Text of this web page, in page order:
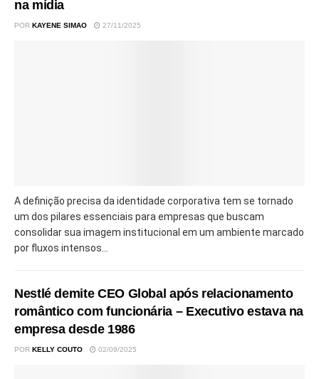
na mídia
POR KAYENE SIMAO 27/11/2025
A definição precisa da identidade corporativa tem se tornado
um dos pilares essenciais para empresas que buscam
consolidar sua imagem institucional em um ambiente marcado
por fluxos intensos...
Nestlé demite CEO Global após relacionamento
romântico com funcionária – Executivo estava na
empresa desde 1986
POR KELLY COUTO 02/09/2025